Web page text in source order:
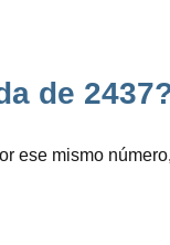
de
ese mismo